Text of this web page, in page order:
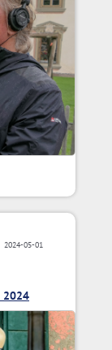
2024-05-01
2024